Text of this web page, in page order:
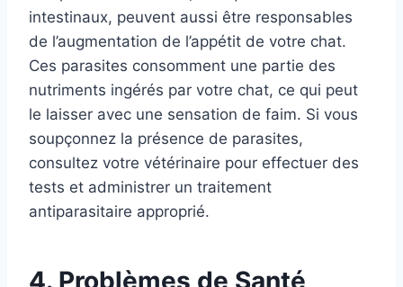
intestinaux, peuvent aussi être responsables
de l’augmentation de l’appétit de votre chat.
Ces parasites consomment une partie des
nutriments ingérés par votre chat, ce qui peut
le laisser avec une sensation de faim. Si vous
soupçonnez la présence de parasites,
consultez votre vétérinaire pour effectuer des
tests et administrer un traitement
antiparasitaire approprié.
4. Problèmes de Santé